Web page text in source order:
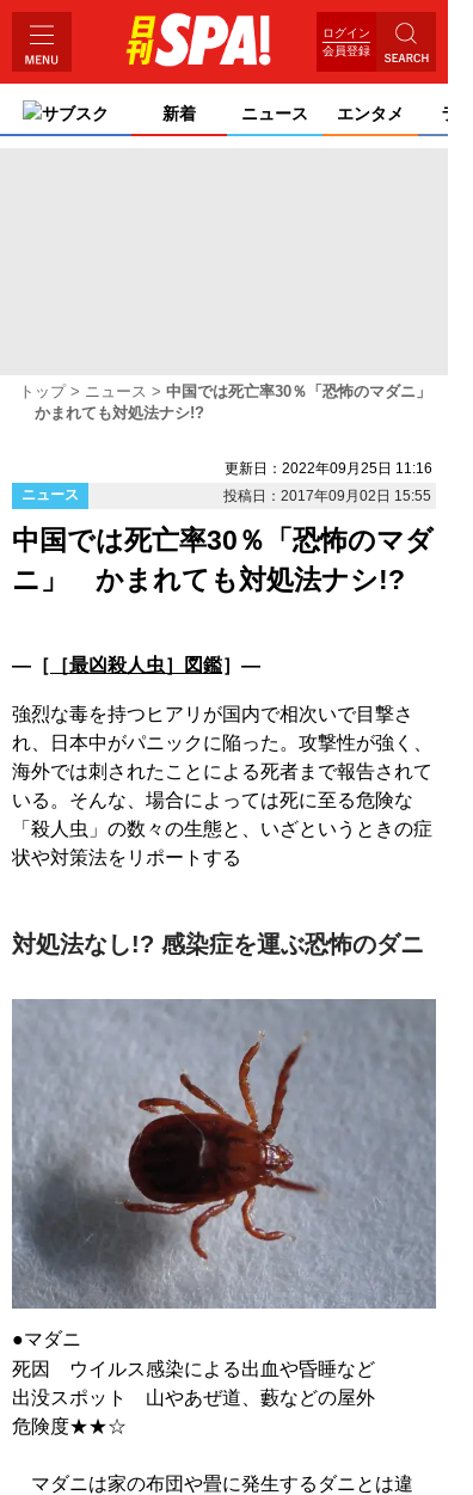
ログイン
会員登録
サブスク 新着 ニュース エンタメ ライ
トップ ニュース
中国では死亡率30％「恐怖のマダニ」
かまれても対処法ナシ!?
更新日：2022年09月25日 11:16
ニュース
投稿日：2017年09月02日 15:55
中国では死亡率30％「恐怖のマダ
ニ」 かまれても対処法ナシ!?
―［ ［最凶殺人虫］図鑑］―
強烈な毒を持つヒアリが国内で相次いで目撃さ
れ、日本中がパニックに陥った。攻撃性が強く、
海外では刺されたことによる死者まで報告されて
いる。そんな、場合によっては死に至る危険な
「殺人虫」の数々の生態と、いざというときの症
状や対策法をリポートする
対処法なし!? 感染症を運ぶ恐怖のダニ
●マダニ
死因 ウイルス感染による出血や昏睡など
出没スポット 山やあぜ道、藪などの屋外
危険度★★☆
マダニは家の布団や畳に発生するダニとは違